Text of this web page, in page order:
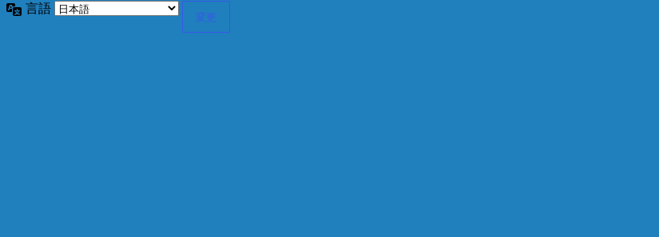
言語